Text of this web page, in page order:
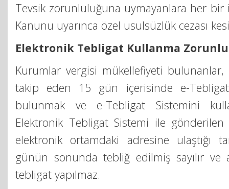
Tevsik zorunluluğuna uymayanlara her bir
Kanunu uyarınca özel usulsüzlük cezası
Elektronik Tebligat Kullanma
Kurumlar vergisi mükellefiyeti
takip eden 15 gün içerisinde e-
bulunmak ve e-Tebligat Sistemini
Elektronik Tebligat Sistemi ile
elektronik ortamdaki adresine ulaştığı
günün sonunda tebliğ edilmiş sayılır ve
tebligat yapılmaz.